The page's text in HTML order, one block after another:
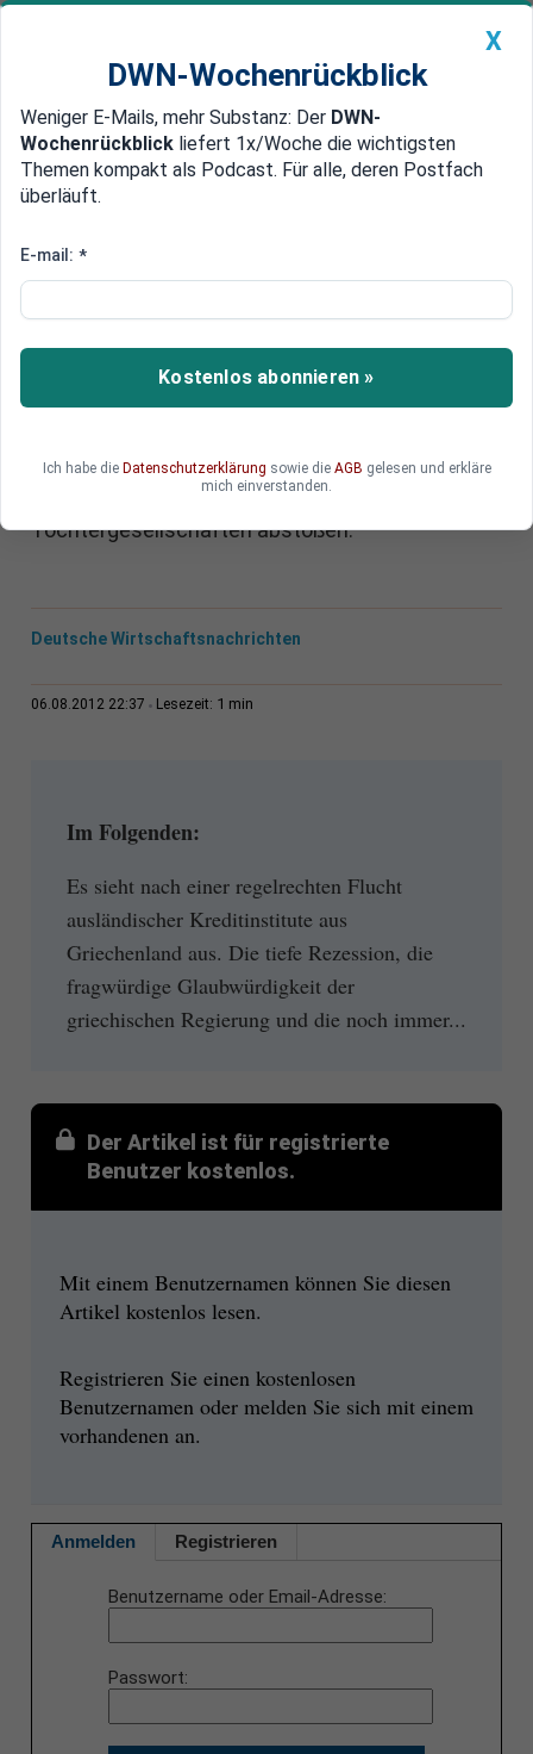
Newsticker MEIN DWN: Geldanlage Premium
Edelmetalle DWN-Magazin China
Hektische Verkaufs-Versuche für Töchter
Ausländische Banken ziehen aus
Griechenland ab
Da die Gefahr eines Austritts Griechenlands
Engagement in Griechenland zu beenden. Viele
Tochtergesellschaften abstoßen.
Deutsche Wirtschaftsnachrichten
06.08.2012 22:37 Lesezeit: 1 min
Im Folgenden:
Es sieht nach einer regelrechten Flucht
ausländischer Kreditinstitute aus
Griechenland aus. Die tiefe Rezession, die
fragwürdige Glaubwürdigkeit der
griechischen Regierung und die noch immer...
Der Artikel ist für registrierte
Benutzer kostenlos.
Mit einem Benutzernamen können Sie diesen
Artikel kostenlos lesen.
Registrieren Sie einen kostenlosen
Benutzernamen oder melden Sie sich mit einem
vorhandenen an.
Anmelden Registrieren
Benutzername oder Email-Adresse
Passwort
X
DWN-Wochenrückblick
Weniger E-Mails, mehr Substanz: Der DWN-
Wochenrückblick liefert 1x/Woche die wichtigsten
Themen kompakt als Podcast. Für alle, deren Postfach
überläuft.
E-mail: *
Kostenlos abonnieren »
Ich habe die Datenschutzerklärung sowie die AGB gelesen und erkläre
mich einverstanden.